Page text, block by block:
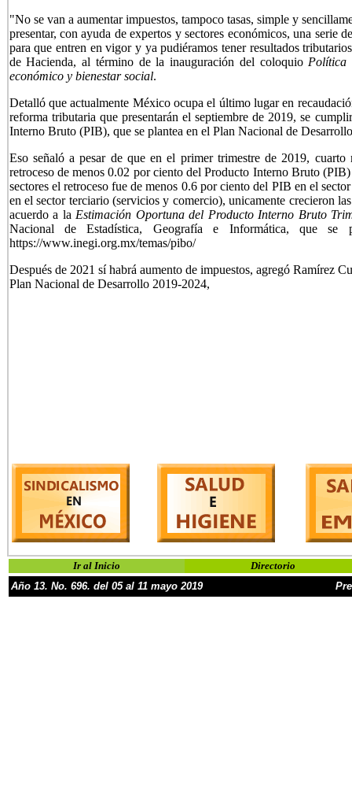
"No se van a aumentar impuestos, tampoco tasas, simple y
presentar, con ayuda de expertos y sectores económicos, una serie
para que entren en vigor y ya pudiéramos tener resultados
de Hacienda, al término de la inauguración del coloquio Política
económico y bienestar social.
Detalló que actualmente México ocupa el último lugar en
reforma tributaria que presentarán el septiembre de 2019, se
Interno Bruto (PIB), que se plantea en el Plan Nacional de
Eso señaló a pesar de que en el primer trimestre de 2019,
retroceso de menos 0.02 por ciento del Producto Interno Bruto
sectores el retroceso fue de menos 0.6 por ciento del PIB en el
en el sector terciario (servicios y comercio), unicamente crecieron
acuerdo a la Estimación Oportuna del Producto Interno Bruto
Nacional de Estadística, Geografía e Informática, que
https://www.inegi.org.mx/temas/pibo/
Después de 2021 sí habrá aumento de impuestos, agregó Ramírez
Plan Nacional de Desarrollo 2019-2024,
Ir al Inicio
Directorio
Año 13. No. 696. del 05 al 11 mayo2019